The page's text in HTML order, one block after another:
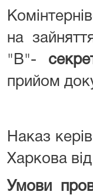
на
"В"-
прийом
Наказ
Харкова
Умови